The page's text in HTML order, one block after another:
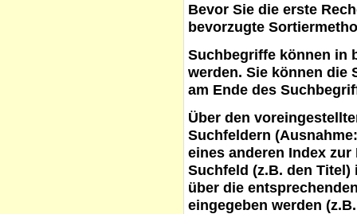
Bevor Sie die erste
bevorzugte
Suchbegriffe können in
werden. Sie können die
am Ende des
Über den
Suchfeldern
eines anderen Index
Suchfeld (z.B. den
über die
eingegeben werden